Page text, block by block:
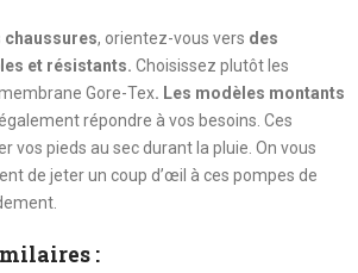
chaussures, orientez-vous vers des
et résistants. Choisissez plutôt les
Gore-Tex. Les modèles montants
répondre à vos besoins. Ces
vos pieds au sec durant la pluie. On vous
de jeter un coup d’œil à ces pompes de
: